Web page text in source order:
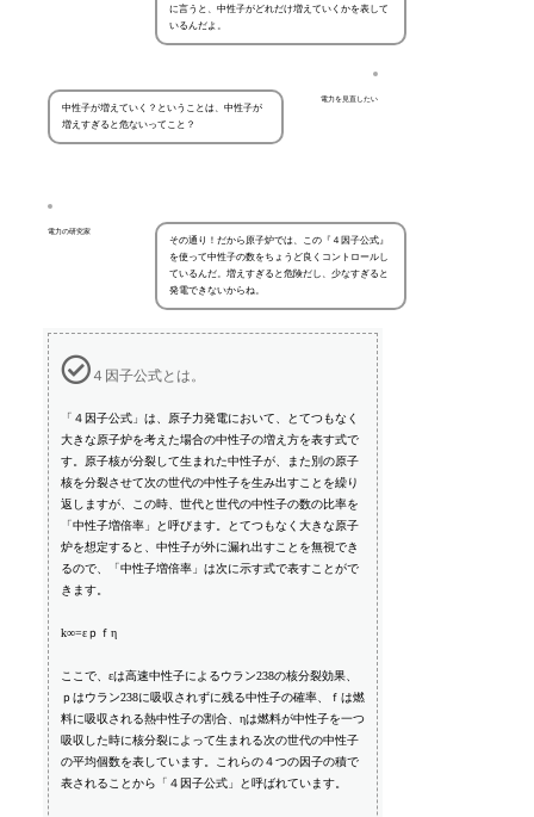
に言うと、中性子がどれだけ増えていくかを表して
いるんだよ。
電力を見直したい
中性子が増えていく？ということは、中性子が
増えすぎると危ないってこと？
電力の研究家
その通り！だから原子炉では、この『４因子公式』
を使って中性子の数をちょうど良くコントロールし
ているんだ。増えすぎると危険だし、少なすぎると
発電できないからね。
４因子公式とは。
「４因子公式」は、原子力発電において、とてつもなく
大きな原子炉を考えた場合の中性子の増え方を表す式で
す。原子核が分裂して生まれた中性子が、また別の原子
核を分裂させて次の世代の中性子を生み出すことを繰り
返しますが、この時、世代と世代の中性子の数の比率を
「中性子増倍率」と呼びます。とてつもなく大きな原子
炉を想定すると、中性子が外に漏れ出すことを無視でき
るので、「中性子増倍率」は次に示す式で表すことがで
きます。
k∞=εｐｆη
ここで、εは高速中性子によるウラン238の核分裂効果、
ｐはウラン238に吸収されずに残る中性子の確率、ｆは燃
料に吸収される熱中性子の割合、ηは燃料が中性子を一つ
吸収した時に核分裂によって生まれる次の世代の中性子
の平均個数を表しています。これらの４つの因子の積で
表されることから「４因子公式」と呼ばれています。